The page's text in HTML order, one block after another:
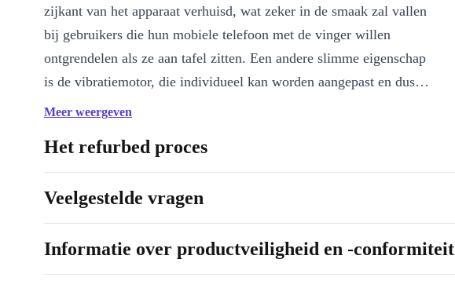
zijkant van het apparaat verhuisd, wat zeker in de smaak zal vallen
bij gebruikers die hun mobiele telefoon met de vinger willen
ontgrendelen als ze aan tafel zitten. Een andere slimme eigenschap
is de vibratiemotor, die individueel kan worden aangepast en dus
met verschillende vibratiepatronen voor verschillende soorten
Meer weergeven
Het refurbed proces
Veelgestelde vragen
Informatie over productveiligheid en -conformiteit